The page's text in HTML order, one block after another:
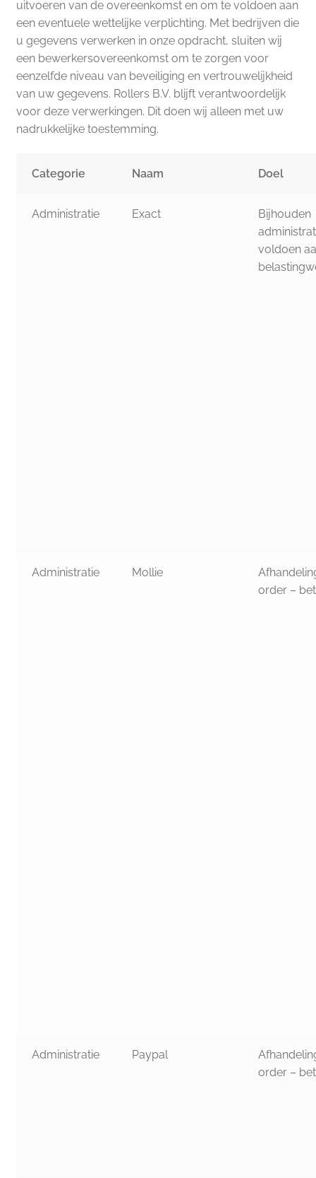
uitvoeren van de overeenkomst en om te voldoen aan
een eventuele wettelijke verplichting. Met bedrijven die
u gegevens verwerken in onze opdracht, sluiten wij
een bewerkersovereenkomst om te zorgen voor
eenzelfde niveau van beveiliging en vertrouwelijkheid
van uw gegevens. Rollers B.V. blijft verantwoordelijk
voor deze verwerkingen. Dit doen wij alleen met uw
nadrukkelijke toestemming.
Categorie Naam Doel
Administratie Exact
Bijhouden
voldoen
Administratie Mollie
order –
Administratie Paypal
order –